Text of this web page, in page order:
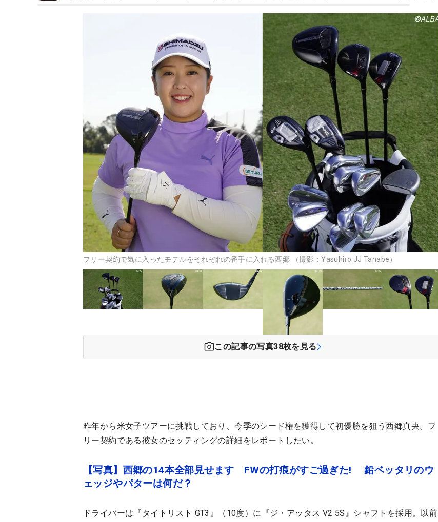
フリー契約で気に入ったモデルをそれぞれの番手に入れる西郷 （撮影：Yasuhiro JJ Tanabe）
この記事の写真38枚を見る
昨年から米女子ツアーに挑戦しており、今季のシード権を獲得して初優勝を狙う西郷真央。フ
リー契約である彼女のセッティングの詳細をレポートしたい。
【写真】西郷の14本全部見せます FWの打痕がすご過ぎた! 鉛ベッタリのウ
ェッジやパターは何だ？
ドライバーは『タイトリスト GT3』（10度）に『ジ・アッタス V2 5S』シャフトを採用。以前